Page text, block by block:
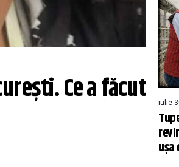
Ce a făcut iulie
ușa